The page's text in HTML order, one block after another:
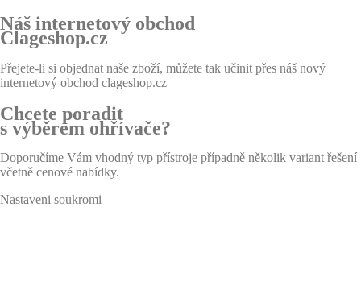
Náš internetový obchod
Clageshop.cz
Přejete-li si objednat naše zboží, můžete tak učinit přes náš nový
internetový obchod clageshop.cz
Chcete poradit
s výběrem ohřívače?
Doporučíme Vám vhodný typ přístroje případně několik variant řešení
včetně cenové nabídky.
Nastaveni soukromi